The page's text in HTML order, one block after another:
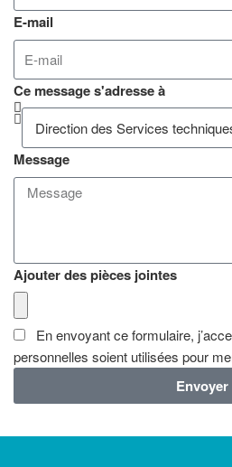
E-mail
Ce message s'adresse à
Message
Ajouter des pièces jointes
En envoyant ce formulaire,
personnelles soient utilisées pour
Envoyer